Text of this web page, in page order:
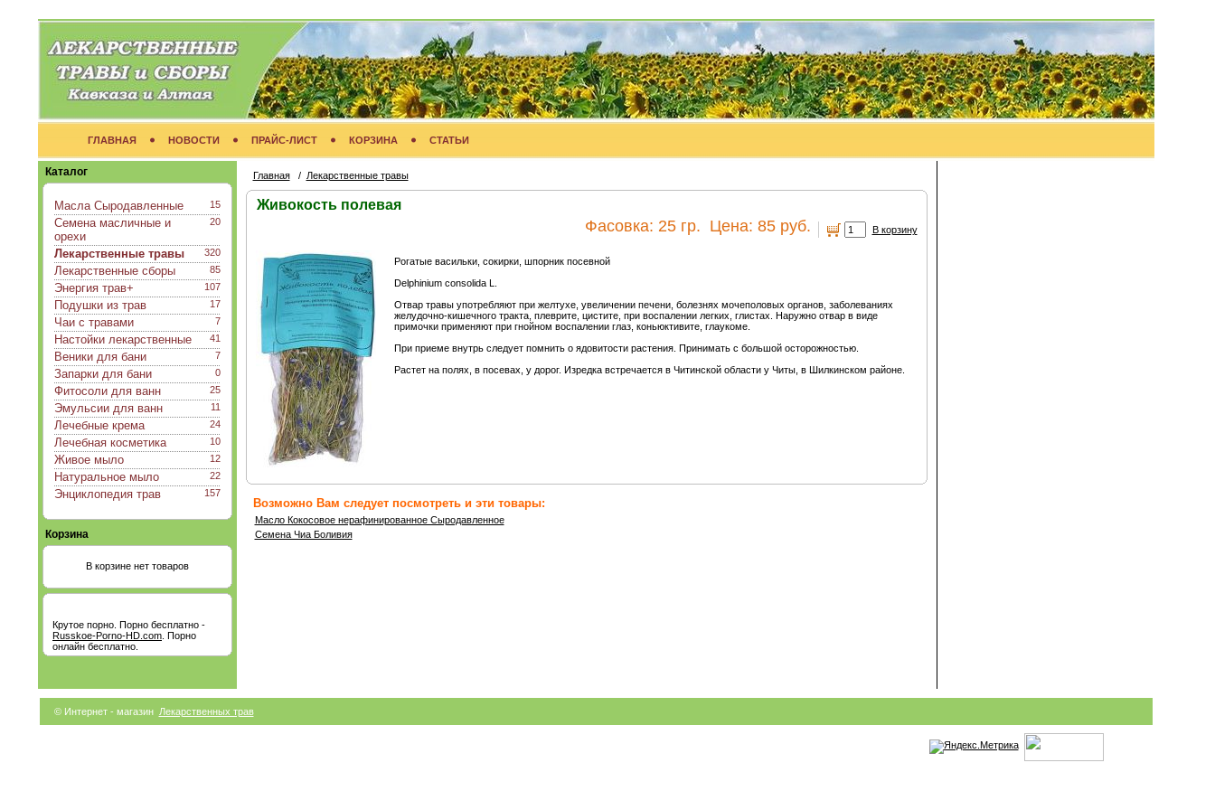
ГЛАВНАЯ НОВОСТИ ПРАЙС-ЛИСТ КОРЗИНА СТАТЬИ
Каталог
15
Масла Сыродавленные
20
Семена масличные и
орехи
320
Лекарственные травы
85
Лекарственные сборы
107
Энергия трав+
17
Подушки из трав
7
Чаи с травами
41
Настойки лекарственные
7
Веники для бани
0
Запарки для бани
25
Фитосоли для ванн
11
Эмульсии для ванн
24
Лечебные крема
10
Лечебная косметика
12
Живое мыло
22
Натуральное мыло
157
Энциклопедия трав
Корзина
В корзине нет товаров
Крутое порно. Порно бесплатно -
Russkoe-Porno-HD.com . Порно
онлайн бесплатно.
Главная/ Лекарственные травы
Живокость полевая
Фасовка: 25 гр. Цена: 85 руб. В корзину
Рогатые васильки, сокирки, шпорник посевной
Delphinium consolida L.
Отвар травы употребляют при желтухе, увеличении печени, болезнях мочеполовых органов, заболеваниях
желудочно-кишечного тракта, плеврите, цистите, при воспалении легких, глистах. Наружно отвар в виде
примочки применяют при гнойном воспалении глаз, коньюктивите, глаукоме.
При приеме внутрь следует помнить о ядовитости растения. Принимать с большой осторожностью.
Растет на полях, в посевах, у дорог. Изредка встречается в Читинской области у Читы, в Шилкинском районе.
Возможно Вам следует посмотреть и эти товары:
Масло Кокосовое нерафинированное Сыродавленное
Семена Чиа Боливия
© Интернет - магазин Лекарственных трав